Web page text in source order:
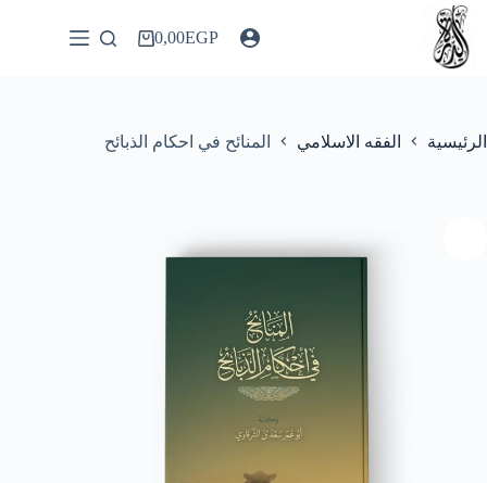
التجاوز
المحتوى
عربة0,00EGP
الرئيسية الفقه الاسلامي المنائح في احكام الذبائح